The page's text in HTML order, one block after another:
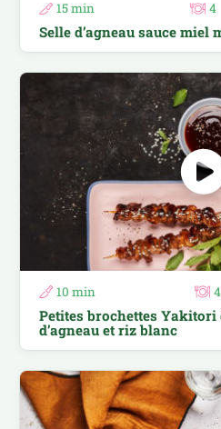
15 min 4
Selle d’agneau sauce miel
10 min 4
Petites brochettes Yakitori
d’agneau et riz blanc